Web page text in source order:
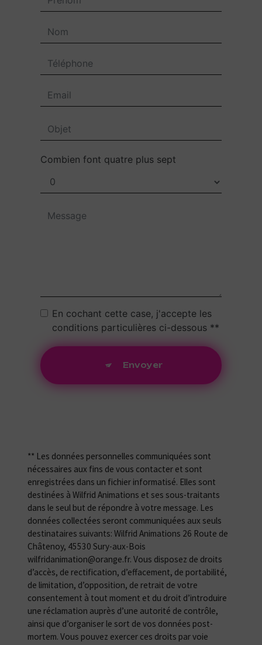
Combien font quatre plus sept
En cochant cette case, j'accepte les
conditions particulières ci-dessous **
Envoyer
** Les données personnelles communiquées sont
nécessaires aux fins de vous contacter et sont
enregistrées dans un fichier informatisé. Elles sont
destinées à Wilfrid Animations et ses sous-traitants
dans le seul but de répondre à votre message. Les
données collectées seront communiquées aux seuls
destinataires suivants: Wilfrid Animations 26 Route de
Châtenoy, 45530 Sury-aux-Bois
wilfridanimation@orange.fr. Vous disposez de droits
d’accès, de rectification, d’effacement, de portabilité,
de limitation, d’opposition, de retrait de votre
consentement à tout moment et du droit d’introduire
une réclamation auprès d’une autorité de contrôle,
ainsi que d’organiser le sort de vos données post-
mortem. Vous pouvez exercer ces droits par voie